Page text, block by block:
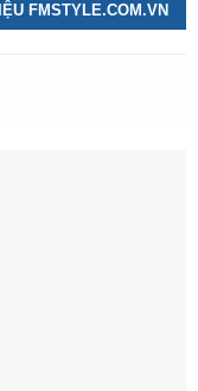
FMSTYLE.COM.VN